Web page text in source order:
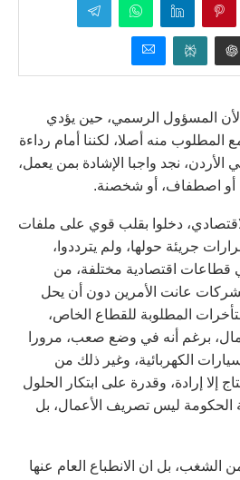
لأن المسؤول الرسمي، حين يؤدي
المطلوب منه أصلا، لكننا أمام رداءة
نجد واجبا الإشادة بمن يعمل،
اصطفاف، أو شخصنة.
دخلوا بقلب قوي على ملفات
جريئة حولها، ولم يترددوا،
قطاعات اقتصادية مختلفة، من
عانت الأمرين دون أن يحل
المطلوبة للقطاع الخاص،
برغم أنه في وضع صعب، مرورا
الكهربائية، وغير ذلك من
إلا إرادة، وقدرة على ابتكار الحلول
الحكومة ليس تصريف الأعمال، بل
الشغب، بل ان الانطباع العام عنها